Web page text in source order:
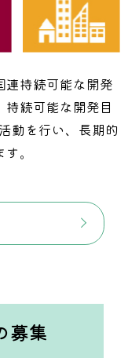
連持続可能な開発
続可能な開発目
動を行い、長期的
。
募集